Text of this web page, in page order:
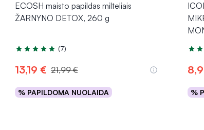
ECOSH maisto papildas milteliais
ŽARNYNO DETOX, 260 g
Įvertinimas 4.7 iš 5
(7)
13,19 € 21,99 €
% PAPILDOMA NUOLAIDA
Į krepšelį
%